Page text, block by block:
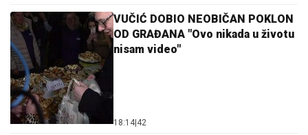
VUČIĆ DOBIO NEOBIČAN POKLON
OD GRAĐANA "Ovo nikada u životu
nisam video"
18:14 42